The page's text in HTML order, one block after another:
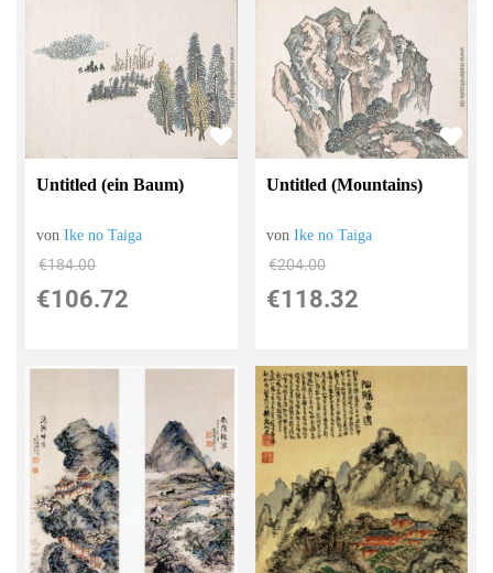
Untitled (ein Baum)
vonIke no Taiga
€184.00
€106.72
Untitled (Mountains)
vonIke no Taiga
€204.00
€118.32